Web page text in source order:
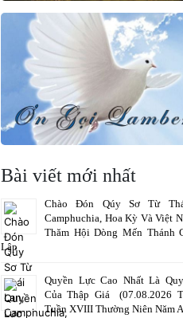
Bài viết mới nhất
Chào Đón Qúy Sơ Từ
Camphuchia, Hoa Kỳ Và Việt
Thăm Hội Dòng Mến Thánh
Lập
Quyền Lực Cao Nhất Là
Của Thập Giá (07.08.2026
Tuần XVIII Thường Niên Năm